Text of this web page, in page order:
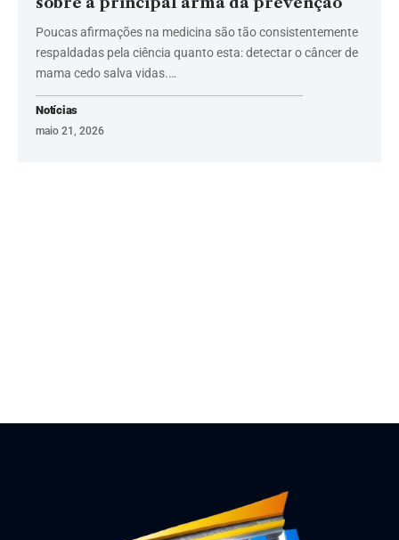
Poucas afirmações na medicina são tão consistentemente
respaldadas pela ciência quanto esta: detectar o câncer de
mama cedo salva vidas.…
Notícias
maio 21, 2026